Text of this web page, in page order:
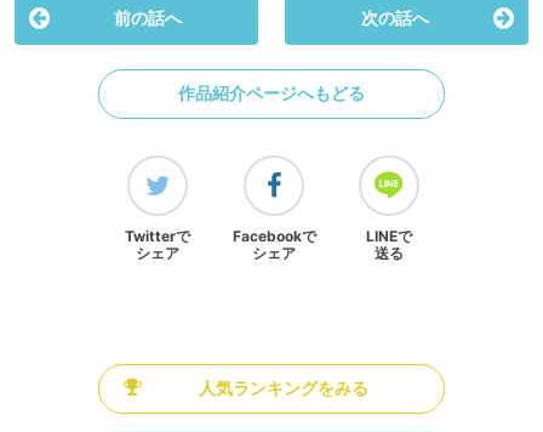
前の話へ 次の話へ
作品紹介ページへもどる
Twitterで
シェア
Facebookで
シェア
LINEで
送る
人気ランキングをみる